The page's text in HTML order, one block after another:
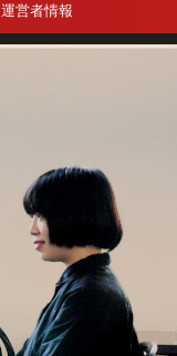
運営者情報